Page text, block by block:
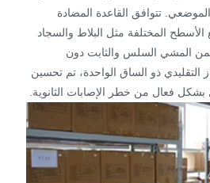
تتوافق القاعدة المضادة
الأسطح المختلفة مثل البلاط والسجاد
المشي السلس والثابت دون
التقليدي ذو الساق الواحدة، تم تحسين